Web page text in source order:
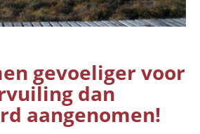
gevoeliger voor
dan
aangenomen!